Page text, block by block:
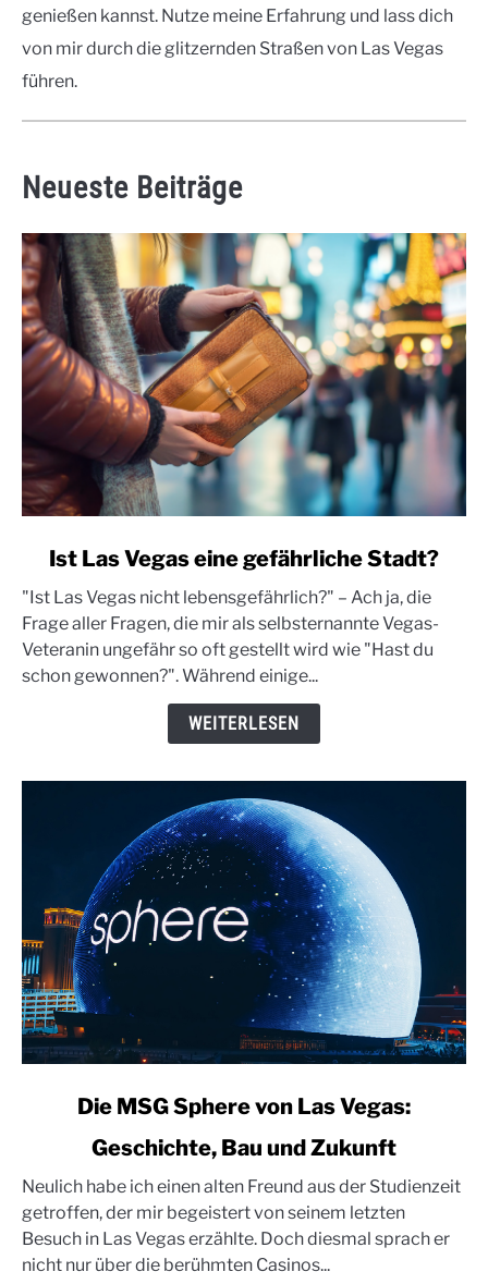
genießen kannst. Nutze meine Erfahrung und lass dich
von mir durch die glitzernden Straßen von Las Vegas
führen.
Neueste Beiträge
Ist
Las
Vegas
eine
Ist Las Vegas eine gefährliche Stadt?
"Ist Las Vegas nicht lebensgefährlich?" – Ach ja, die
Frage aller Fragen, die mir als selbsternannte Vegas-
Veteranin ungefähr so oft gestellt wird wie "Hast du
schon gewonnen?". Während einige...
WEITERLESEN
MSG
Sphere
von
Las
Die MSG Sphere von Las Vegas:
Geschichte, Bau und Zukunft
Neulich habe ich einen alten Freund aus der Studienzeit
getroffen, der mir begeistert von seinem letzten
Besuch in Las Vegas erzählte. Doch diesmal sprach er
nicht nur über die berühmten Casinos...